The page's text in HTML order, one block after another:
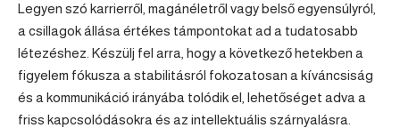
Legyen szó karrierről, magánéletről vagy belső egyensúlyról,
a csillagok állása értékes támpontokat ad a tudatosabb
létezéshez. Készülj fel arra, hogy a következő hetekben a
figyelem fókusza a stabilitásról fokozatosan a kíváncsiság
és a kommunikáció irányába tolódik el, lehetőséget adva a
friss kapcsolódásokra és az intellektuális szárnyalásra.